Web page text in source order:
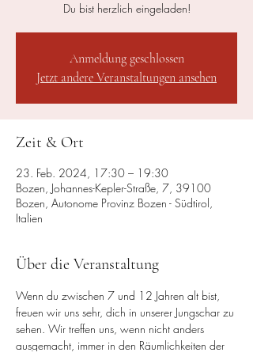
Du bist herzlich eingeladen!
Anmeldung geschlossen
Jetzt andere Veranstaltungen ansehen
Zeit & Ort
23. Feb. 2024, 17:30 – 19:30
Bozen, Johannes-Kepler-Straße, 7, 39100
Bozen, Autonome Provinz Bozen - Südtirol,
Italien
Über die Veranstaltung
Wenn du zwischen 7 und 12 Jahren alt bist,
freuen wir uns sehr, dich in unserer Jungschar zu
sehen. Wir treffen uns, wenn nicht anders
ausgemacht, immer in den Räumlichkeiten der